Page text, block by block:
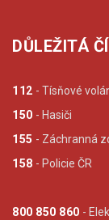
DŮLEŽITÁ
112 - Tísňové
150 - Hasiči
155 - Záchranná
158 - Policie ČR
800 850 860 -